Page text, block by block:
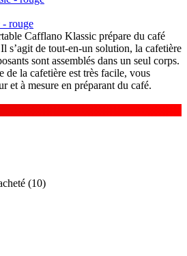
rouge
Cafflano Klassic prépare du café
s’agit de tout-en-un solution, la cafetière
sont assemblés dans un seul corps.
de la cafetière est très facile, vous
et à mesure en préparant du café.
(10)